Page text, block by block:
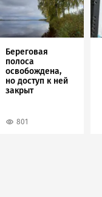
Береговая
полоса
освобождена,
но доступ к ней
закрыт
801